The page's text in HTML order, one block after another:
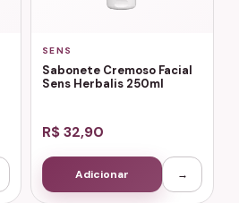
SENS
Sabonete Cremoso Facial
Sens Herbalis 250ml
R$ 32,90
Adicionar →